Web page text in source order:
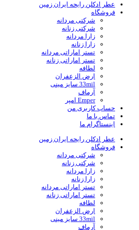
عطر ادکلن رایحه ایران زمین
فروشگاه
شرکتی مردانه
شرکتی زنانه
زارا مردانه
زارا زنانه
تستر اماراتی مردانه
تستر اماراتی زنانه
لطافه
ارض الزعفران
33mil سایز مینی
آرماف
Emper امپر
حساب کاربری من
تماس با ما
اینستاگرام ما
عطر ادکلن رایحه ایران زمین
فروشگاه
شرکتی مردانه
شرکتی زنانه
زارا مردانه
زارا زنانه
تستر اماراتی مردانه
تستر اماراتی زنانه
لطافه
ارض الزعفران
33mil سایز مینی
آرماف